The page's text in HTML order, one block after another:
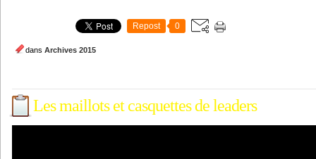
Repost 0
dans Archives 2015
Les maillots et casquettes de leaders